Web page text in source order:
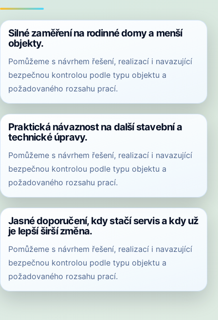
Silné zaměření na rodinné domy a menší
objekty.
Pomůžeme s návrhem řešení, realizací i navazující
bezpečnou kontrolou podle typu objektu a
požadovaného rozsahu prací.
Praktická návaznost na další stavební a
technické úpravy.
Pomůžeme s návrhem řešení, realizací i navazující
bezpečnou kontrolou podle typu objektu a
požadovaného rozsahu prací.
Jasné doporučení, kdy stačí servis a kdy už
je lepší širší změna.
Pomůžeme s návrhem řešení, realizací i navazující
bezpečnou kontrolou podle typu objektu a
požadovaného rozsahu prací.